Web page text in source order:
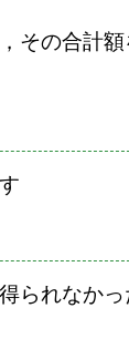
その合計額
られなかっ